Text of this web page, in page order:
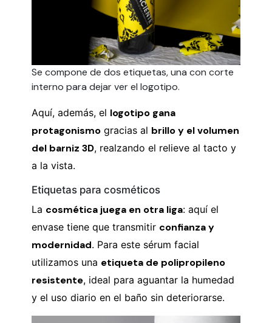
Se compone de dos etiquetas, una con corte
interno para dejar ver el logotipo.
Aquí, además, el logotipo gana
protagonismo gracias al brillo y el volumen
del barniz 3D, realzando el relieve al tacto y
a la vista.
Etiquetas para cosméticos
La cosmética juega en otra liga: aquí el
envase tiene que transmitir confianza y
modernidad. Para este sérum facial
utilizamos una etiqueta de polipropileno
resistente, ideal para aguantar la humedad
y el uso diario en el baño sin deteriorarse.